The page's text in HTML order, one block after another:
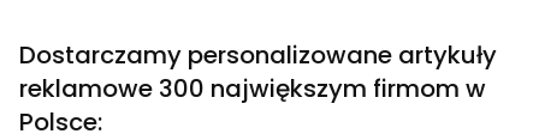
Dostarczamy personalizowane artykuły
reklamowe 300 największym firmom w
Polsce: